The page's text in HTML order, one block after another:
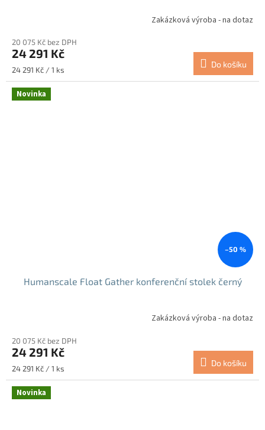
Zakázková výroba - na dotaz
20 075 Kč bez DPH
24 291 Kč
Měrná
cena:
24 291 Kč / 1 ks
Do košíku
Novinka
–50 %
Humanscale Float Gather konferenční stolek černý
Zakázková výroba - na dotaz
20 075 Kč bez DPH
24 291 Kč
Měrná
cena:
24 291 Kč / 1 ks
Do košíku
Novinka